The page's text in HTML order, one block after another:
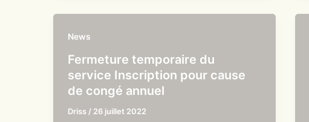
News
Fermeture temporaire du
service Inscription pour cause
de congé annuel
Driss / 26 juillet 2022